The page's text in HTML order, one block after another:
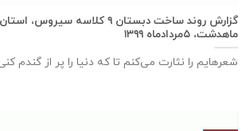
گزارش روند ساخت دبستان ٩ كلاسه
ماهدشت، ۵مردادماه ۱۳۹۹
شعرهایم را نثارت می‌کنم تا که دنیا را پر از گندم